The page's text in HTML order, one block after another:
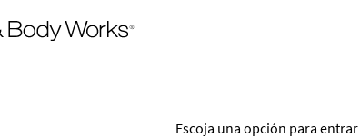
Escoja una opción para entrar